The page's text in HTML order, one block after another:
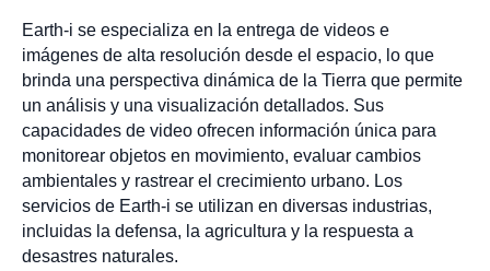
Earth-i se especializa en la entrega de videos e
imágenes de alta resolución desde el espacio, lo que
brinda una perspectiva dinámica de la Tierra que permite
un análisis y una visualización detallados. Sus
capacidades de video ofrecen información única para
monitorear objetos en movimiento, evaluar cambios
ambientales y rastrear el crecimiento urbano. Los
servicios de Earth-i se utilizan en diversas industrias,
incluidas la defensa, la agricultura y la respuesta a
desastres naturales.